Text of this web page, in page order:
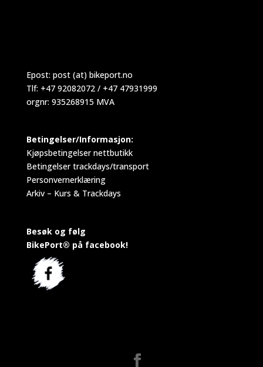
Epost: post (at) bikeport.no
Tlf: +47 92082072 / +47 47931999
orgnr: 935268915 MVA
Betingelser/Informasjon:
Kjøpsbetingelser nettbutikk
Betingelser trackdays/transport
Personvernerklæring
Arkiv – Kurs & Trackdays
Besøk og følg
BikePort® på facebook!